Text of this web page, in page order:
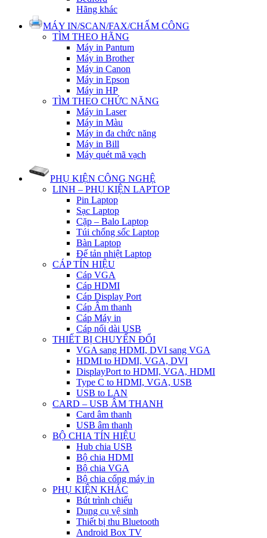
Hãng khác
MÁY IN/SCAN/FAX/CHẤM CÔNG
TÌM THEO HÃNG
Máy in Pantum
Máy in Brother
Máy in Canon
Máy in Epson
Máy in HP
TÌM THEO CHỨC NĂNG
Máy in Laser
Máy in Màu
Máy in đa chức năng
Máy in Bill
Máy quét mã vạch
PHỤ KIỆN CÔNG NGHỆ
LINH – PHỤ KIỆN LAPTOP
Pin Laptop
Sạc Laptop
Cặp – Balo Laptop
Túi chống sốc Laptop
Bàn Laptop
Đế tản nhiệt Laptop
CÁP TÍN HIỆU
Cáp VGA
Cáp HDMI
Cáp Display Port
Cáp Âm thanh
Cáp Máy in
Cáp nối dài USB
THIẾT BỊ CHUYỂN ĐỔI
VGA sang HDMI, DVI sang VGA
HDMI to HDMI, VGA, DVI
DisplayPort to HDMI, VGA, HDMI
Type C to HDMI, VGA, USB
USB to LAN
CARD – USB ÂM THANH
Card âm thanh
USB âm thanh
BỘ CHIA TÍN HIỆU
Hub chia USB
Bộ chia HDMI
Bộ chia VGA
Bộ chia cổng máy in
PHỤ KIỆN KHÁC
Bút trình chiếu
Dụng cụ vệ sinh
Thiết bị thu Bluetooth
Android Box TV